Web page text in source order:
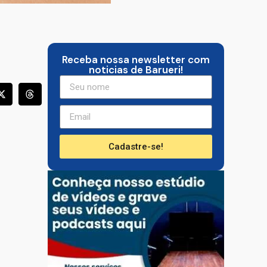
Receba nossa newsletter com
noticias de Barueri!
Cadastre-se!